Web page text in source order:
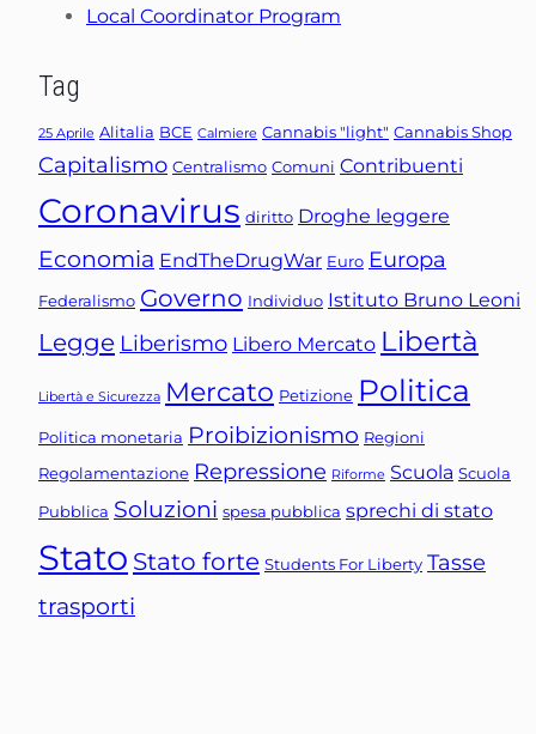
Local Coordinator Program
Tag
25 Aprile Alitalia BCE Calmiere Cannabis "light" Cannabis Shop
Capitalismo Centralismo Comuni Contribuenti
Coronavirus diritto Droghe leggere
Economia EndTheDrugWar Euro Europa
Federalismo Governo Individuo Istituto Bruno Leoni
Legge Liberismo Libero Mercato Libertà
Libertà e Sicurezza Mercato Petizione Politica
Politica monetaria Proibizionismo Regioni
Regolamentazione Repressione Riforme Scuola Scuola
Pubblica Soluzioni spesa pubblica sprechi di stato
Stato Stato forte Students For Liberty Tasse
trasporti